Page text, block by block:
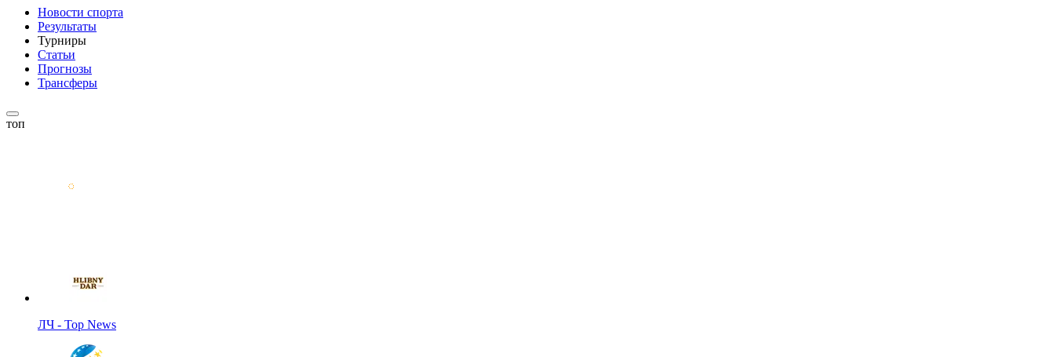
Новости спорта
Результаты
Турниры
Статьи
Прогнозы
Трансферы
топ
ЛЧ - Top News